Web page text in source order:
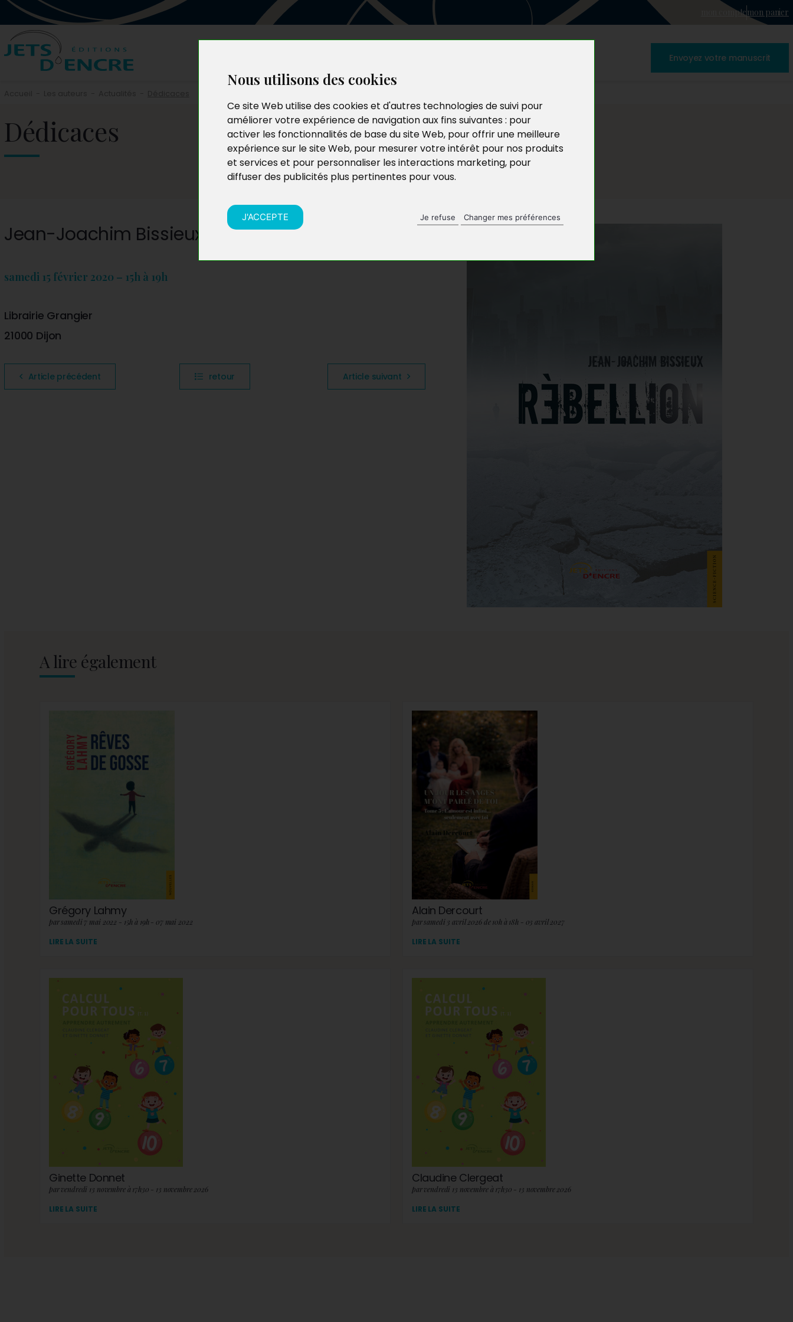
Nous utilisons des cookies
Ce site Web utilise des cookies et d'autres technologies de suivi pour
améliorer votre expérience de navigation aux fins suivantes : pour
activer les fonctionnalités de base du site Web, pour offrir une meilleure
expérience sur le site Web, pour mesurer votre intérêt pour nos produits
et services et pour personnaliser les interactions marketing, pour
diffuser des publicités plus pertinentes pour vous.
J'ACCEPTE Je refuse Changer mes préférences
mon comptemon panier
Envoyez votre manuscrit
Dédicaces
Jean-Joachim Bissieux
samedi 15 février 2020 – 15h à 19h
Librairie Grangier
21000 Dijon
Article précédent retour Article suivant
A lire également
Grégory Lahmy
par samedi 7 mai 2022 - 15h à 19h - 07 mai 2022
LIRE LA SUITE
Alain Dercourt
par samedi 3 avril 2026 de 10h à 18h - 03 avril 2027
LIRE LA SUITE
Ginette Donnet
par vendredi 13 novembre à 17h30 - 13 novembre 2026
LIRE LA SUITE
Claudine Clergeat
par vendredi 13 novembre à 17h30 - 13 novembre 2026
LIRE LA SUITE